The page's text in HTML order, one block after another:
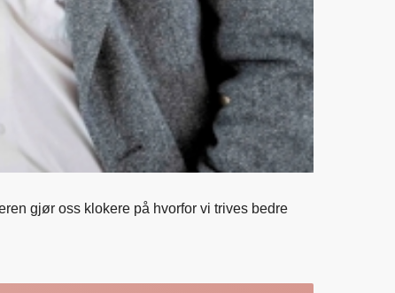
gjør oss klokere på hvorfor vi trives bedre